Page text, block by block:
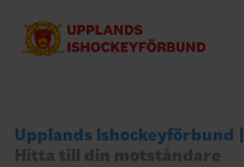
Upplands Ishockeyförbund
Hitta till din motståndare